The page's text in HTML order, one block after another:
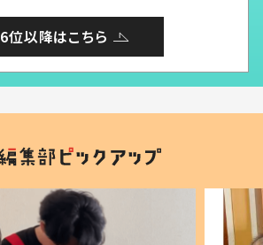
6位以降はこちら